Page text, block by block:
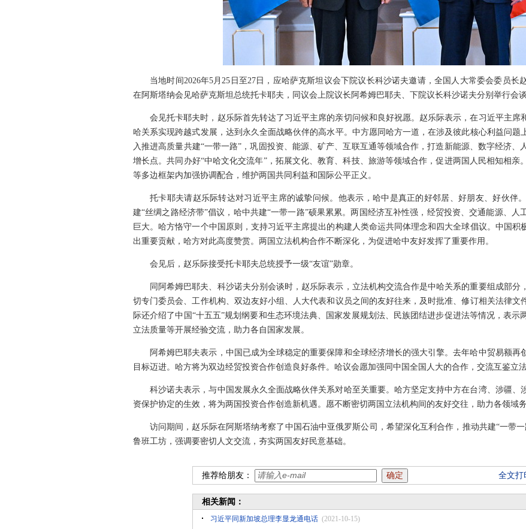
当地时间2026年5月25日至27日，应哈萨克斯坦议会下院议长科沙诺夫邀请，全国人大常委会委员长
在阿斯塔纳会见哈萨克斯坦总统托卡耶夫，同议会上院议长阿希姆巴耶夫、下院议长科沙诺夫分别举行会谈
会见托卡耶夫时，赵乐际首先转达了习近平主席的亲切问候和良好祝愿。赵乐际表示，在习近平主席
哈关系实现跨越式发展，达到永久全面战略伙伴的高水平。中方愿同哈方一道，在涉及彼此核心利益问题
入推进高质量共建“一带一路”，巩固投资、能源、矿产、互联互通等领域合作，打造新能源、数字经济
增长点。共同办好“中哈文化交流年”，拓展文化、教育、科技、旅游等领域合作，促进两国人民相知相亲
等多边框架内加强协调配合，维护两国共同利益和国际公平正义。
托卡耶夫请赵乐际转达对习近平主席的诚挚问候。他表示，哈中是真正的好邻居、好朋友、好伙伴
建“丝绸之路经济带”倡议，哈中共建“一带一路”硕果累累。两国经济互补性强，经贸投资、交通能源、人
巨大。哈方恪守一个中国原则，支持习近平主席提出的构建人类命运共同体理念和四大全球倡议。中国积
出重要贡献，哈方对此高度赞赏。两国立法机构合作不断深化，为促进哈中友好发挥了重要作用。
会见后，赵乐际接受托卡耶夫总统授予一级“友谊”勋章。
同阿希姆巴耶夫、科沙诺夫分别会谈时，赵乐际表示，立法机构交流合作是中哈关系的重要组成部
切专门委员会、工作机构、双边友好小组、人大代表和议员之间的友好往来，及时批准、修订相关法律文
际还介绍了中国“十五五”规划纲要和生态环境法典、国家发展规划法、民族团结进步促进法等情况，表示
立法质量等开展经验交流，助力各自国家发展。
阿希姆巴耶夫表示，中国已成为全球稳定的重要保障和全球经济增长的强大引擎。去年哈中贸易额再
目标迈进。哈方将为双边经贸投资合作创造良好条件。哈议会愿加强同中国全国人大的合作，交流互鉴立法
科沙诺夫表示，与中国发展永久全面战略伙伴关系对哈至关重要。哈方坚定支持中方在台湾、涉疆、
资保护协定的生效，将为两国投资合作创造新机遇。愿不断密切两国立法机构间的友好交往，助力各领域
访问期间，赵乐际在阿斯塔纳考察了中国石油中亚俄罗斯公司，希望深化互利合作，推动共建“一带
鲁班工坊，强调要密切人文交流，夯实两国友好民意基础。
推荐给朋友： 全文打
相关新闻：
习近平同新加坡总理李显龙通电话 (2021-10-15)